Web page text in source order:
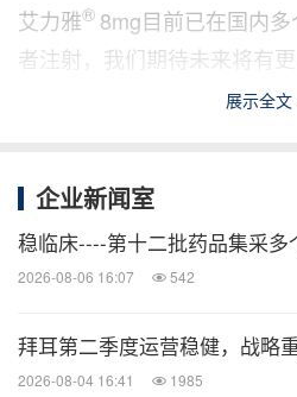
艾力雅® 8mg目前已在国内
者注射，我们期待未来将有
创新治疗方案中获益。
医药健
微信公众号“医
立即订阅！
展示全文
企业新闻室
稳临床----第十二批药品集采多
2026-08-06 16:07 542
拜耳第二季度运营稳健，战略
2026-08-04 16:41 1985